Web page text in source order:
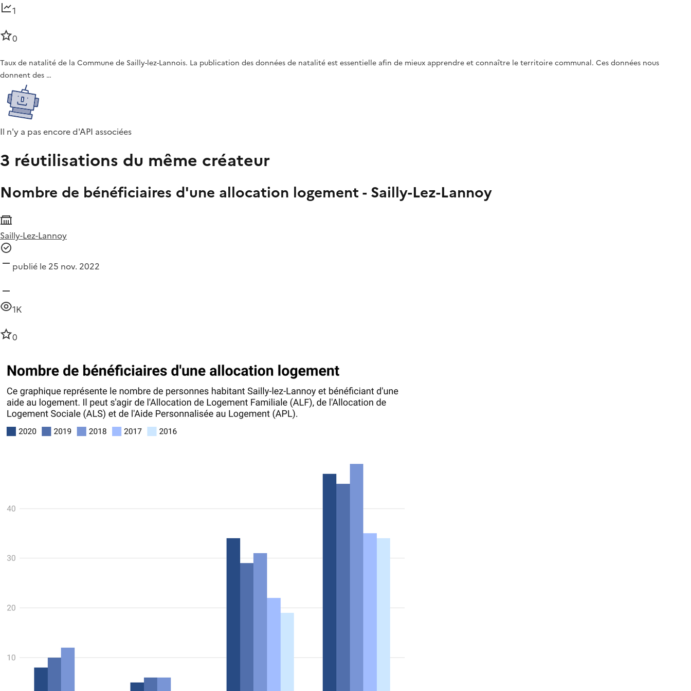
1
0
Taux de natalité de la Commune de Sailly-lez-Lannois. La publication des données de natalité est essentielle afin de mieux apprendre et connaître le territoire communal. Ces données nous
donnent des …
Il n'y a pas encore d'API associées
3 réutilisations du même créateur
Nombre de bénéficiaires d'une allocation logement - Sailly-Lez-Lannoy
Sailly-Lez-Lannoy
publié le 25 nov. 2022
1K
0